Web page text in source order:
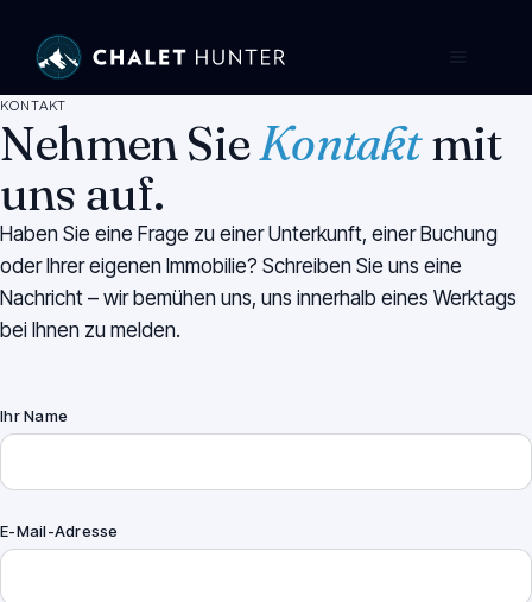
KONTAKT
Nehmen SieKontaktmit
uns auf.
Haben Sie eine Frage zu einer Unterkunft, einer Buchung
oder Ihrer eigenen Immobilie? Schreiben Sie uns eine
Nachricht – wir bemühen uns, uns innerhalb eines Werktags
bei Ihnen zu melden.
Ihr Name
E-Mail-Adresse